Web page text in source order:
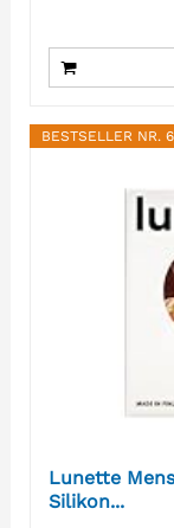
BESTSELLER NR. 6
Lunette
Silikon...